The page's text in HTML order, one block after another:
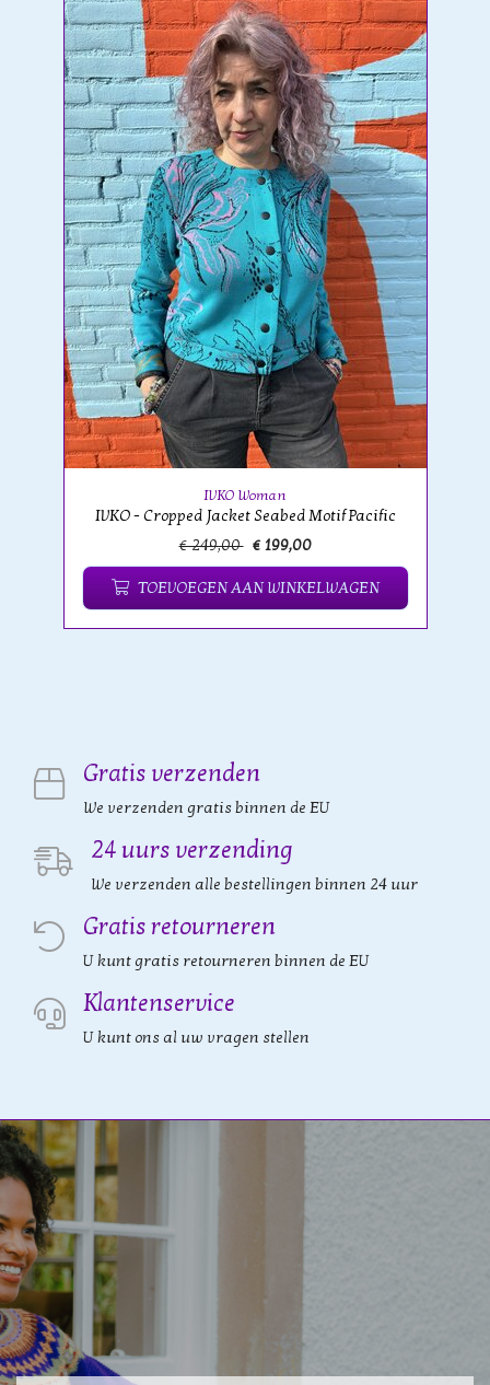
IVKO Woman
IVKO - Cropped Jacket Seabed Motif Pacific
€ 249,00 € 199,00
TOEVOEGEN AAN WINKELWAGEN
Gratis verzenden
We verzenden gratis binnen de EU
24 uurs verzending
We verzenden alle bestellingen binnen 24 uur
Gratis retourneren
U kunt gratis retourneren binnen de EU
Klantenservice
U kunt ons al uw vragen stellen